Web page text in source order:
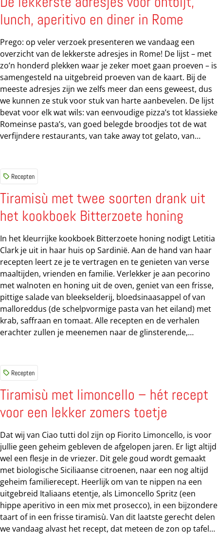
een vetvrije kom tot er stijve pieken ontstaan. Klop in een
aparte kom de eidooiers en suiker goed door elkaar. Voeg
voorzichtig de eiwitten erdoor, met een...
lunch, aperitivo en diner in Rome
Prego: op veler verzoek presenteren we vandaag een
overzicht van de lekkerste adresjes in Rome! De lijst – met
zo’n honderd plekken waar je zeker moet gaan proeven – is
samengesteld na uitgebreid proeven van de kaart. Bij de
meeste adresjes zijn we zelfs meer dan eens geweest, dus
we kunnen ze stuk voor stuk van harte aanbevelen. De lijst
bevat voor elk wat wils: van eenvoudige pizza’s tot klassieke
Romeinse pasta’s, van goed belegde broodjes tot de wat
verfijndere restaurants, van take away tot gelato, van
25 fijne adresjes voor cappuccino en caffè. foto:
SantoPalato We hebben de adresjes gerangschikt naar de
Romeinse rioni, wijken, zodat je makkelijk kunt opzoeken
welke lekkere restaurantjes en ijssalons dicht in de buurt
van je hotel of bed & breakfast liggen of juist bij een van de
Buon appetito!...
Recepten
Tiramisù met twee soorten drank uit
het kookboek Bitterzoete honing
In het kleurrijke kookboek Bitterzoete honing nodigt Letitia
Clark je uit in haar huis op Sardinië. Aan de hand van haar
recepten leert ze je te vertragen en te genieten van verse
maaltijden, vrienden en familie. Verlekker je aan pecorino
met walnoten en honing uit de oven, geniet van een frisse,
pittige salade van bleekselderij, bloedsinaasappel of van
malloreddus (de schelpvormige pasta van het eiland) met
krab, saffraan en tomaat. Alle recepten en de verhalen
erachter zullen je meenemen naar de glinsterende,
illustraties en vrolijke anekdotes is Bitterzoete honing een
vakantie, een kookboek en een gedroomde levensstijl in de
zon in één. De recepten vormen een mix van typisch
Sardijnse en algemenere Italiaanse gerechten. Het
gebraden speenvarken, dat op elk Sardijns dorpsfeest
ook eenvoudiger recepten zoals in bierbeslag...
Recepten
Tiramisù met limoncello – hét recept
voor een lekker zomers toetje
Dat wij van Ciao tutti dol zijn op Fiorito Limoncello, is voor
jullie geen geheim gebleven de afgelopen jaren. Er ligt altijd
wel een flesje in de vriezer. Dit gele goud wordt gemaakt
met biologische Siciliaanse citroenen, naar een nog altijd
geheim familierecept. Heerlijk om van te nippen na een
uitgebreid Italiaans etentje, als Limoncello Spritz (een
hippe aperitivo in een mix met prosecco), in een bijzondere
taart of in een frisse tiramisù. Van dit laatste gerecht delen
we vandaag alvast het recept, dat meteen de zon op tafel